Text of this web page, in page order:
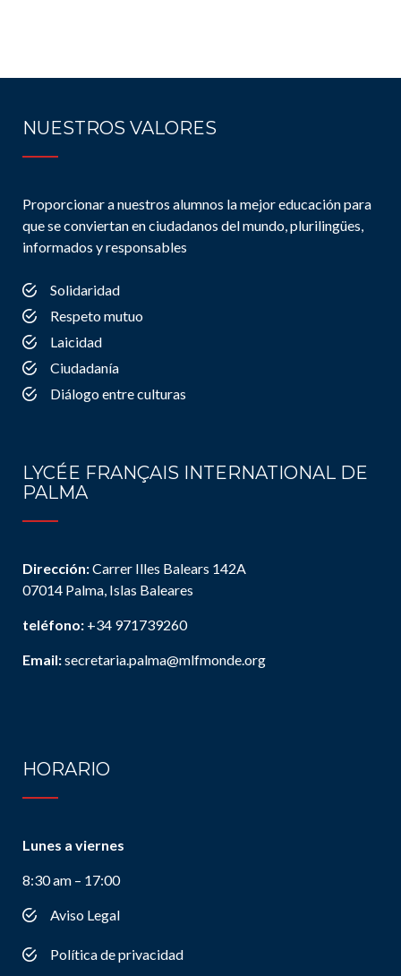
NUESTROS VALORES
Proporcionar a nuestros alumnos la mejor educación para
que se conviertan en ciudadanos del mundo, plurilingües,
informados y responsables
Solidaridad
Respeto mutuo
Laicidad
Ciudadanía
Diálogo entre culturas
LYCÉE FRANÇAIS INTERNATIONAL DE
PALMA
Dirección:Carrer Illes Balears 142A
07014 Palma, Islas Baleares
teléfono: +34 971739260
Email:secretaria.palma@mlfmonde.org
HORARIO
Lunes a viernes
8:30 am – 17:00
Aviso Legal
Política de privacidad